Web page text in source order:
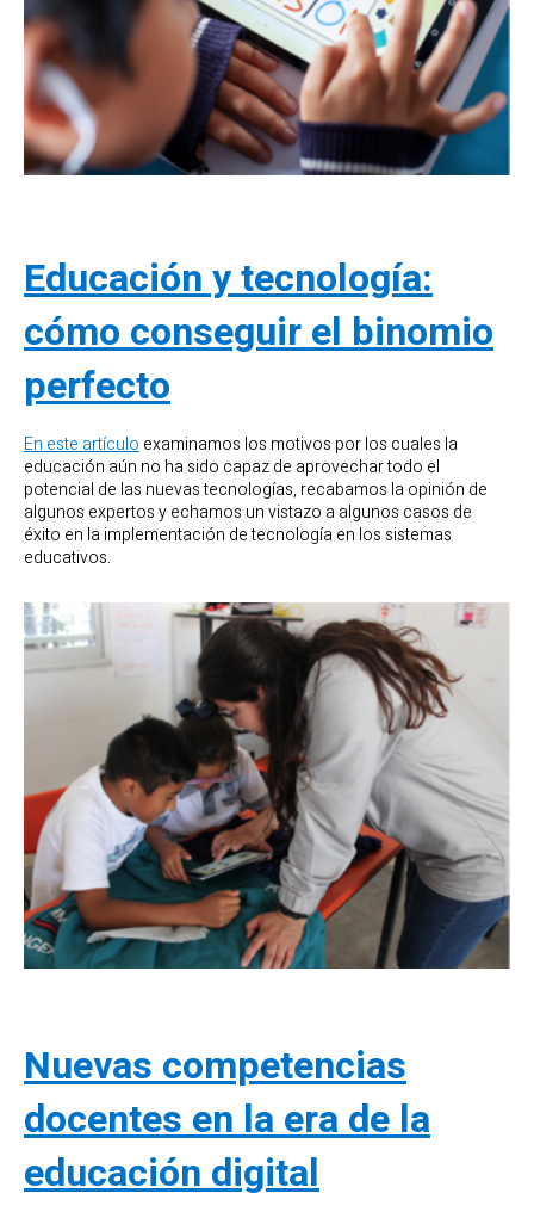
Educación y tecnología:
cómo conseguir el binomio
perfecto
En este artículo examinamos los motivos por los cuales la
educación aún no ha sido capaz de aprovechar todo el
potencial de las nuevas tecnologías, recabamos la opinión de
algunos expertos y echamos un vistazo a algunos casos de
éxito en la implementación de tecnología en los sistemas
educativos.
Nuevas competencias
docentes en la era de la
educación digital